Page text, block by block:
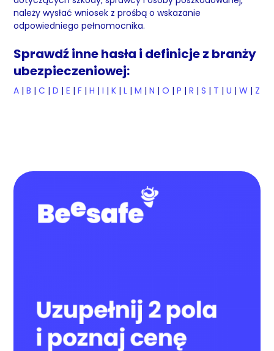
należy wysłać wniosek z prośbą o wskazanie
odpowiedniego pełnomocnika.
Sprawdź inne hasła i definicje z branży
ubezpieczeniowej:
A |B |C |D |E |F |H |I |K |L |M |N |O |P |R |S | T |U |W | Z